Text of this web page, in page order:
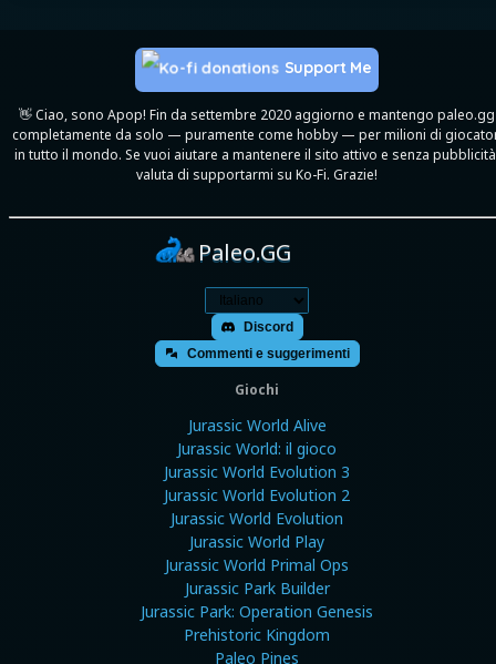
👋 Ciao, sono Apop! Fin da settembre 2020 aggiorno e mantengo paleo.gg
completamente da solo — puramente come hobby — per milioni di
in tutto il mondo. Se vuoi aiutare a mantenere il sito attivo e senza
valuta di supportarmi su Ko-Fi. Grazie!
Support Me
Paleo.GG
Discord
Commenti e suggerimenti
Giochi
Jurassic World Alive
Jurassic World: il gioco
Jurassic World Evolution 3
Jurassic World Evolution 2
Jurassic World Evolution
Jurassic World Play
Jurassic World Primal Ops
Jurassic Park Builder
Jurassic Park: Operation Genesis
Prehistoric Kingdom
Paleo Pines